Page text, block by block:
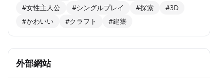
#女性主人公
#シングルプレイ #探索
#3D
#かわいい
#クラフト #建築
外部網站